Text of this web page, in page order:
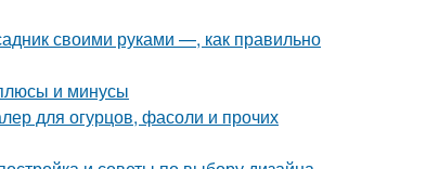
своими руками —, как правильно
и минусы
для огурцов, фасоли и прочих